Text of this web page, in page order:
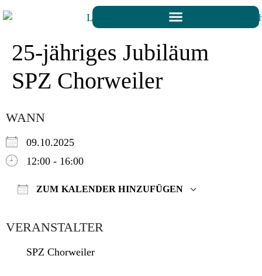
25-jähriges Jubiläum
SPZ Chorweiler
WANN
09.10.2025
12:00 - 16:00
ZUM KALENDER HINZUFÜGEN
VERANSTALTER
SPZ Chorweiler